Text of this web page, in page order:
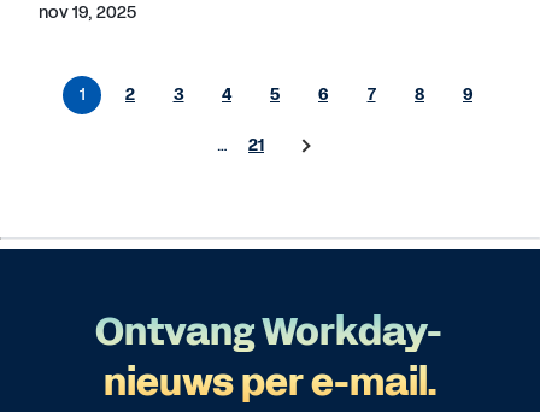
nov 19, 2025
1 2 3 4 5 6 7 8 9
… 21
Ontvang Workday-
nieuws per e-mail.